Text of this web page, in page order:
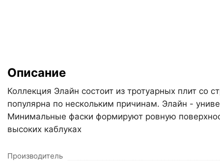
Описание
Коллекция Элайн состоит из тротуарных плит со
популярна по нескольким причинам. Элайн -
Минимальные фаски формируют ровную
высоких каблуках
Производитель